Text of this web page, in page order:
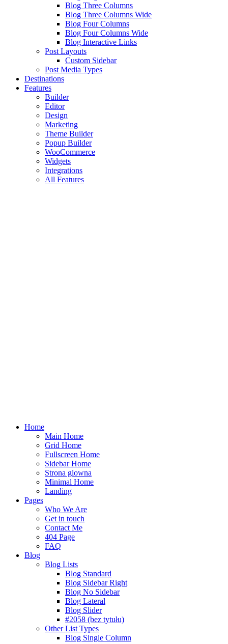
Blog Three Columns
Blog Three Columns Wide
Blog Four Columns
Blog Four Columns Wide
Blog Interactive Links
Post Layouts
Custom Sidebar
Post Media Types
Destinations
Features
Builder
Editor
Design
Marketing
Theme Builder
Popup Builder
WooCommerce
Widgets
Integrations
All Features
Home
Main Home
Grid Home
Fullscreen Home
Sidebar Home
Strona glowna
Minimal Home
Landing
Pages
Who We Are
Get in touch
Contact Me
404 Page
FAQ
Blog
Blog Lists
Blog Standard
Blog Sidebar Right
Blog No Sidebar
Blog Lateral
Blog Slider
#2058 (bez tytułu)
Other List Types
Blog Single Column